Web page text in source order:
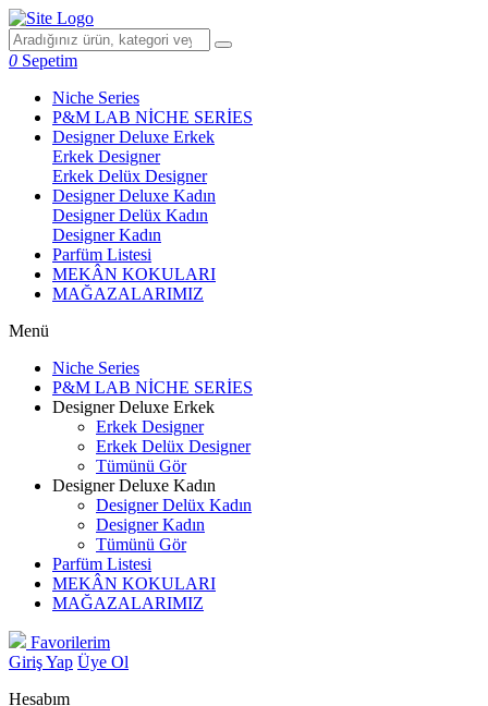
0 Sepetim
Niche Series
P&M LAB NİCHE SERİES
Designer Deluxe Erkek
Erkek Designer
Erkek Delüx Designer
Designer Deluxe Kadın
Designer Delüx Kadın
Designer Kadın
Parfüm Listesi
MEKÂN KOKULARI
MAĞAZALARIMIZ
Menü
Niche Series
P&M LAB NİCHE SERİES
Designer Deluxe Erkek
Erkek Designer
Erkek Delüx Designer
Tümünü Gör
Designer Deluxe Kadın
Designer Delüx Kadın
Designer Kadın
Tümünü Gör
Parfüm Listesi
MEKÂN KOKULARI
MAĞAZALARIMIZ
Favorilerim
Giriş Yap Üye Ol
Hesabım